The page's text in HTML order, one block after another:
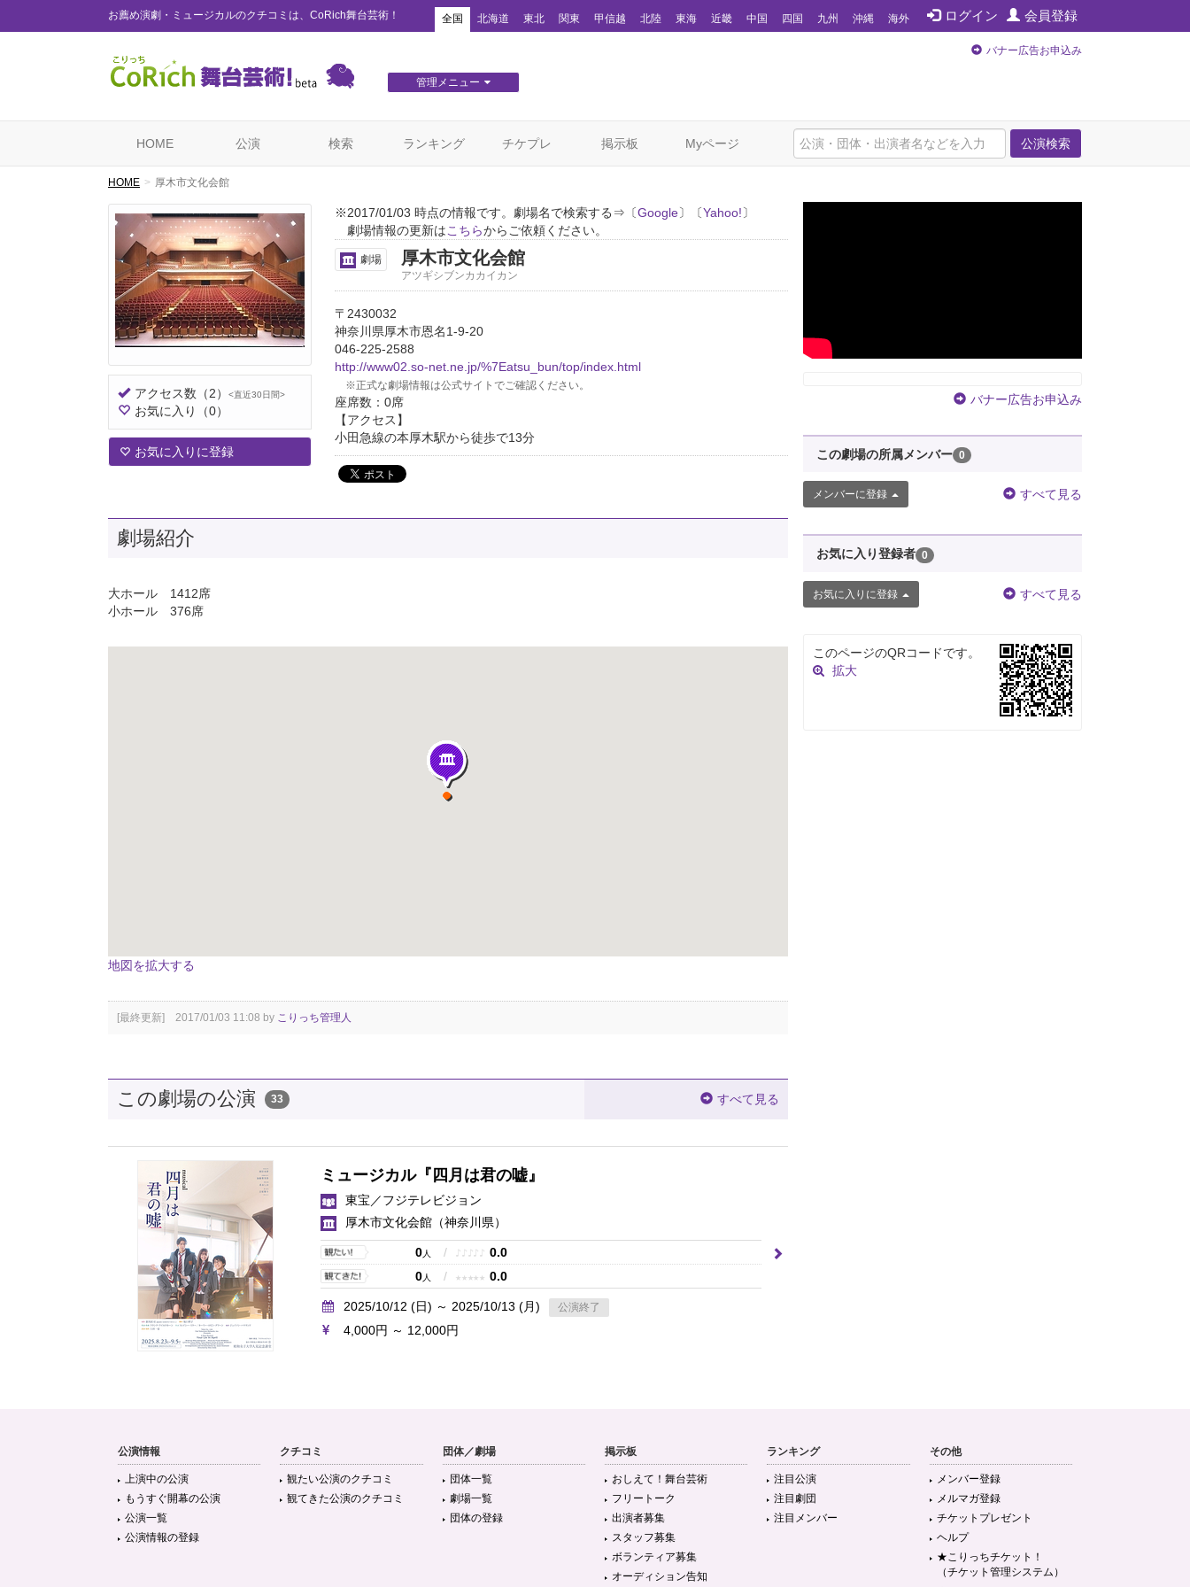
お薦め演劇・ミュージカルのクチコミは、CoRich舞台芸術！ ログイン 会員登録
全国 北海道 東北 関東 甲信越 北陸 東海 近畿 中国 四国 九州 沖縄 海外
管理メニュー
バナー広告お申込み
公演検索
HOME 公演 検索 ランキング チケプレ 掲示板 Myページ
HOME 厚木市文化会館
アクセス数 （2） <直近30日間>
お気に入り （0）
お気に入りに登録
※2017/01/03 時点の情報です。劇場名で検索する⇒〔Google〕〔Yahoo!〕
劇場情報の更新はこちらからご依頼ください。
劇場 厚木市文化会館
アツギシブンカカイカン
〒2430032
神奈川県厚木市恩名1-9-20
046-225-2588
http://www02.so-net.ne.jp/%7Eatsu_bun/top/index.html
※正式な劇場情報は公式サイトでご確認ください。
座席数：0席
【アクセス】
小田急線の本厚木駅から徒歩で13分
劇場紹介
大ホール 1412席
小ホール 376席
地図を拡大する
[最終更新] 2017/01/03 11:08 by こりっち管理人
この劇場の公演 33 すべて見る
ミュージカル『四月は君の嘘』
東宝／フジテレビジョン
厚木市文化会館 （神奈川県）
0人 / ♪ ♪ ♪ ♪ ♪
0.0
0人 / ★ ★ ★ ★ ★ 0.0
2025/10/12 (日) ～ 2025/10/13 (月) 公演終了
4,000円 ～ 12,000円
バナー広告お申込み
この劇場の所属メンバー 0
メンバーに登録 すべて見る
お気に入り登録者 0
お気に入りに登録 すべて見る
このページのQRコードです。
拡大
公演情報
上演中の公演
もうすぐ開幕の公演
公演一覧
公演情報の登録
クチコミ
観たい公演のクチコミ
観てきた公演のクチコミ
団体／劇場
団体一覧
劇場一覧
団体の登録
掲示板
おしえて！舞台芸術
フリートーク
出演者募集
スタッフ募集
ボランティア募集
オーディション告知
ランキング
注目公演
注目劇団
注目メンバー
その他
メンバー登録
メルマガ登録
チケットプレゼント
ヘルプ
★こりっちチケット！
（チケット管理システム）